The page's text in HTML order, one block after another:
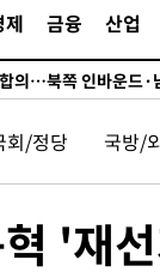
제 금융 산업
사고방식 매달리지
대경보, 폭염경보
과 시 낮은 계급 임용
·강원 많은 비[내
바이잔 투란VC 입단
회/정당 국방/
'재